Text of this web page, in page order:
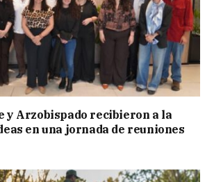
y Arzobispado recibieron a la
en una jornada de reuniones